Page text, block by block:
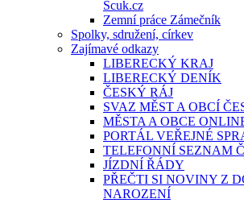
Scuk.cz
Zemní práce Zámečník
Spolky, sdružení, církev
Zajímavé odkazy
LIBERECKÝ KRAJ
LIBERECKÝ DENÍK
ČESKÝ RÁJ
SVAZ MĚST A OBCÍ
MĚSTA A OBCE
PORTÁL VEŘEJNÉ
TELEFONNÍ SEZNAM
JÍZDNÍ ŘÁDY
PŘEČTI SI NOVINY Z
NAROZENÍ